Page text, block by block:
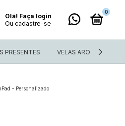
Olá! Faça login
Ou cadastre-se
0
PRESENTES VELAS AROMÁTICAS
- Personalizado